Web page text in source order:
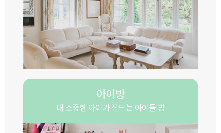
아이방
내 소중한 아이가 잠드는 아이들 방